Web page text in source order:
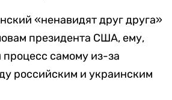
«ненавидят друг друга»
президента США, ему,
процесс самому из-за
российским и украинским